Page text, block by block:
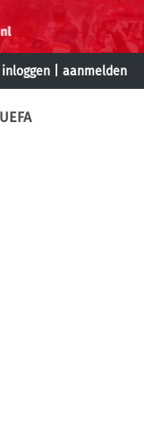
inloggen aanmelden